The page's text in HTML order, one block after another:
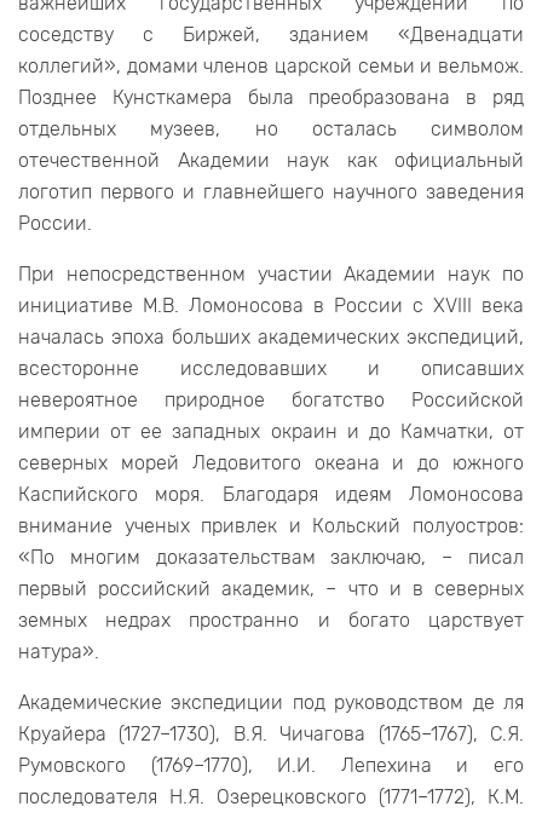
соседству с Биржей, зданием «Двенадцати
коллегий», домами членов царской семьи и вельмож.
Позднее Кунсткамера была преобразована в ряд
отдельных музеев, но осталась символом
отечественной Академии наук как официальный
логотип первого и главнейшего научного заведения
России.
При непосредственном участии Академии наук по
инициативе М.В. Ломоносова в России с XVIII века
началась эпоха больших академических экспедиций,
всесторонне исследовавших и описавших
невероятное природное богатство Российской
империи от ее западных окраин и до Камчатки, от
северных морей Ледовитого океана и до южного
Каспийского моря. Благодаря идеям Ломоносова
внимание ученых привлек и Кольский полуостров:
«По многим доказательствам заключаю, – писал
первый российский академик, – что и в северных
земных недрах пространно и богато царствует
натура».
Академические экспедиции под руководством де ля
Круайера (1727–1730), В.Я. Чичагова (1765–1767), С.Я.
Румовского (1769–1770), И.И. Лепехина и его
последователя Н.Я. Озерецковского (1771–1772), К.М.